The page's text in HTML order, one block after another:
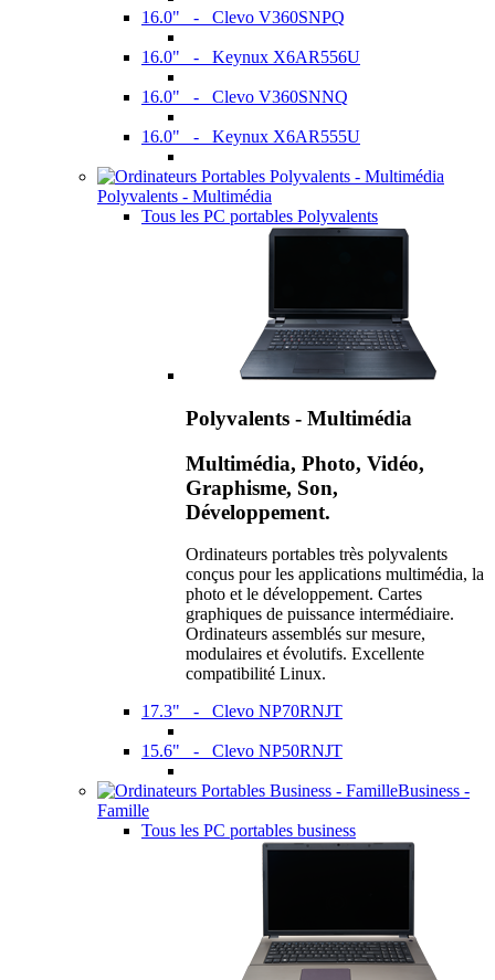
16.0" - Clevo V360SNPQ
16.0" - Keynux X6AR556U
16.0" - Clevo V360SNNQ
16.0" - Keynux X6AR555U
Polyvalents - Multimédia
Tous les PC portables Polyvalents
Polyvalents - Multimédia
Multimédia, Photo, Vidéo,
Graphisme, Son,
Développement.
Ordinateurs portables très polyvalents
conçus pour les applications multimédia, la
photo et le développement. Cartes
graphiques de puissance intermédiaire.
Ordinateurs assemblés sur mesure,
modulaires et évolutifs. Excellente
compatibilité Linux.
17.3" - Clevo NP70RNJT
15.6" - Clevo NP50RNJT
Business -
Famille
Tous les PC portables business